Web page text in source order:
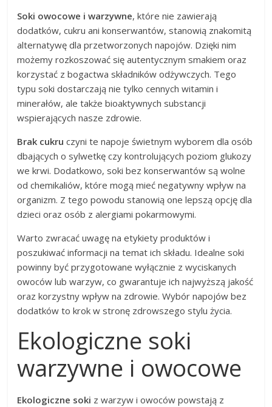
Soki owocowe i warzywne, które nie zawierają
dodatków, cukru ani konserwantów, stanowią znakomitą
alternatywę dla przetworzonych napojów. Dzięki nim
możemy rozkoszować się autentycznym smakiem oraz
korzystać z bogactwa składników odżywczych. Tego
typu soki dostarczają nie tylko cennych witamin i
minerałów, ale także bioaktywnych substancji
wspierających nasze zdrowie.
Brak cukru czyni te napoje świetnym wyborem dla osób
dbających o sylwetkę czy kontrolujących poziom glukozy
we krwi. Dodatkowo, soki bez konserwantów są wolne
od chemikaliów, które mogą mieć negatywny wpływ na
organizm. Z tego powodu stanowią one lepszą opcję dla
dzieci oraz osób z alergiami pokarmowymi.
Warto zwracać uwagę na etykiety produktów i
poszukiwać informacji na temat ich składu. Idealne soki
powinny być przygotowane wyłącznie z wyciskanych
owoców lub warzyw, co gwarantuje ich najwyższą jakość
oraz korzystny wpływ na zdrowie. Wybór napojów bez
dodatków to krok w stronę zdrowszego stylu życia.
Ekologiczne soki
warzywne i owocowe
Ekologiczne soki z warzyw i owoców powstają z